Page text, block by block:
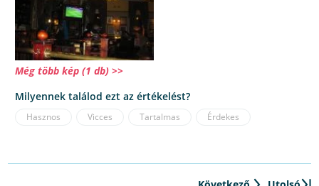
Még több kép (1 db) >>
Milyennek találod ezt az értékelést?
Hasznos Vicces Tartalmas Érdekes